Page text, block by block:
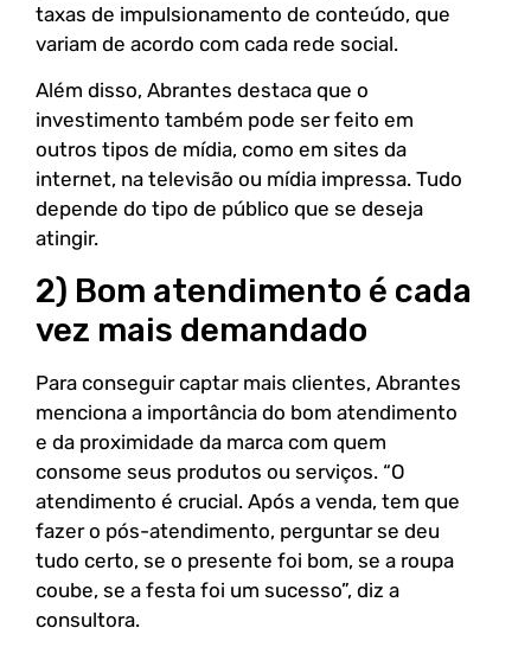
taxas de impulsionamento de conteúdo, que
variam de acordo com cada rede social.
Além disso, Abrantes destaca que o
investimento também pode ser feito em
outros tipos de mídia, como em sites da
internet, na televisão ou mídia impressa. Tudo
depende do tipo de público que se deseja
atingir.
2) Bom atendimento é cada
vez mais demandado
Para conseguir captar mais clientes, Abrantes
menciona a importância do bom atendimento
e da proximidade da marca com quem
consome seus produtos ou serviços. “O
atendimento é crucial. Após a venda, tem que
fazer o pós-atendimento, perguntar se deu
tudo certo, se o presente foi bom, se a roupa
coube, se a festa foi um sucesso”, diz a
consultora.